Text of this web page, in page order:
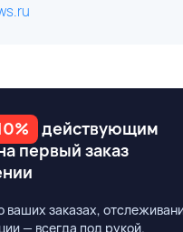
действующим
первый заказ
заказах,
— всегда под рукой.